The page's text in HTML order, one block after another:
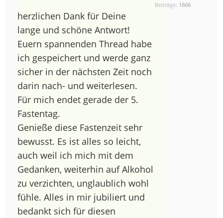
Beiträge: 1666
herzlichen Dank für Deine
lange und schöne Antwort!
Euern spannenden Thread habe
ich gespeichert und werde ganz
sicher in der nächsten Zeit noch
darin nach- und weiterlesen.
Für mich endet gerade der 5.
Fastentag.
Genieße diese Fastenzeit sehr
bewusst. Es ist alles so leicht,
auch weil ich mich mit dem
Gedanken, weiterhin auf Alkohol
zu verzichten, unglaublich wohl
fühle. Alles in mir jubiliert und
bedankt sich für diesen